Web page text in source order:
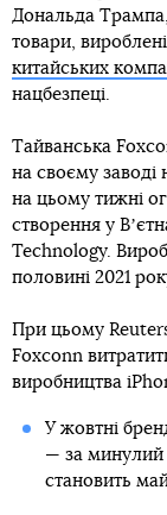
Дональда
товари,
китайських
нацбезпеці.
Тайванська
на своєму заводі
на цьому тижні
створення у
Technology.
половині 2021
При цьому
Foxconn
виробництва
У жовтні
— за минулий
становить